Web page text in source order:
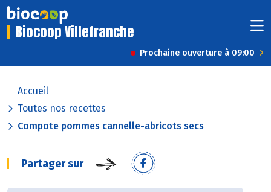
Biocoop Villefranche
Prochaine ouverture à 09:00
Accueil
Toutes nos recettes
Compote pommes cannelle-abricots secs
Partager sur